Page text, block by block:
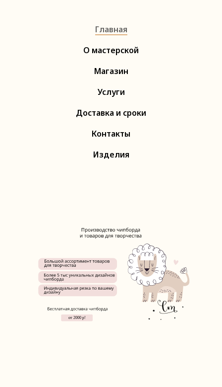
Главная
О мастерской
Магазин
Услуги
Доставка и сроки
Контакты
Изделия